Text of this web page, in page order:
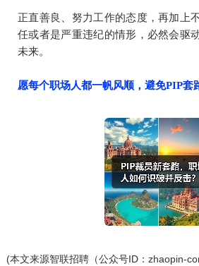
正直善良、努力工作的态度，再加上
任或者是严重违纪的情形，必然会驱
未来。
愿每个职场人都一帆风顺，避免PIP套
(本文来源智联招聘（公众号ID：zhaopin-